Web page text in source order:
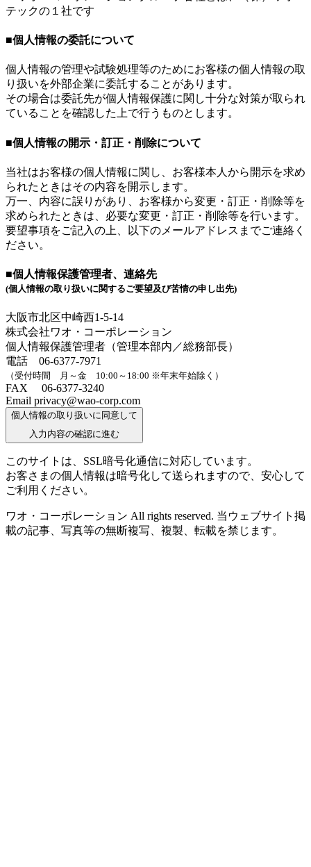
テックの１社です
■個人情報の委託について
個人情報の管理や試験処理等のためにお客様の個人情報の取
り扱いを外部企業に委託することがあります。
その場合は委託先が個人情報保護に関し十分な対策が取られ
ていることを確認した上で行うものとします。
■個人情報の開示・訂正・削除について
当社はお客様の個人情報に関し、お客様本人から開示を求め
られたときはその内容を開示します。
万一、内容に誤りがあり、お客様から変更・訂正・削除等を
求められたときは、必要な変更・訂正・削除等を行います。
要望事項をご記入の上、以下のメールアドレスまでご連絡く
ださい。
■個人情報保護管理者、連絡先
(個人情報の取り扱いに関するご要望及び苦情の申し出先)
大阪市北区中崎西1-5-14
株式会社ワオ・コーポレーション
個人情報保護管理者（管理本部内／総務部長）
電話 06-6377-7971
（受付時間 月～金 10:00～18:00 ※年末年始除く）
FAX 06-6377-3240
Email privacy@wao-corp.com
個人情報の取り扱いに同意して
入力内容の確認に進む
このサイトは、SSL暗号化通信に対応しています。
お客さまの個人情報は暗号化して送られますので、安心して
ご利用ください。
ワオ・コーポレーション All rights reserved. 当ウェブサイト掲
載の記事、写真等の無断複写、複製、転載を禁じます。